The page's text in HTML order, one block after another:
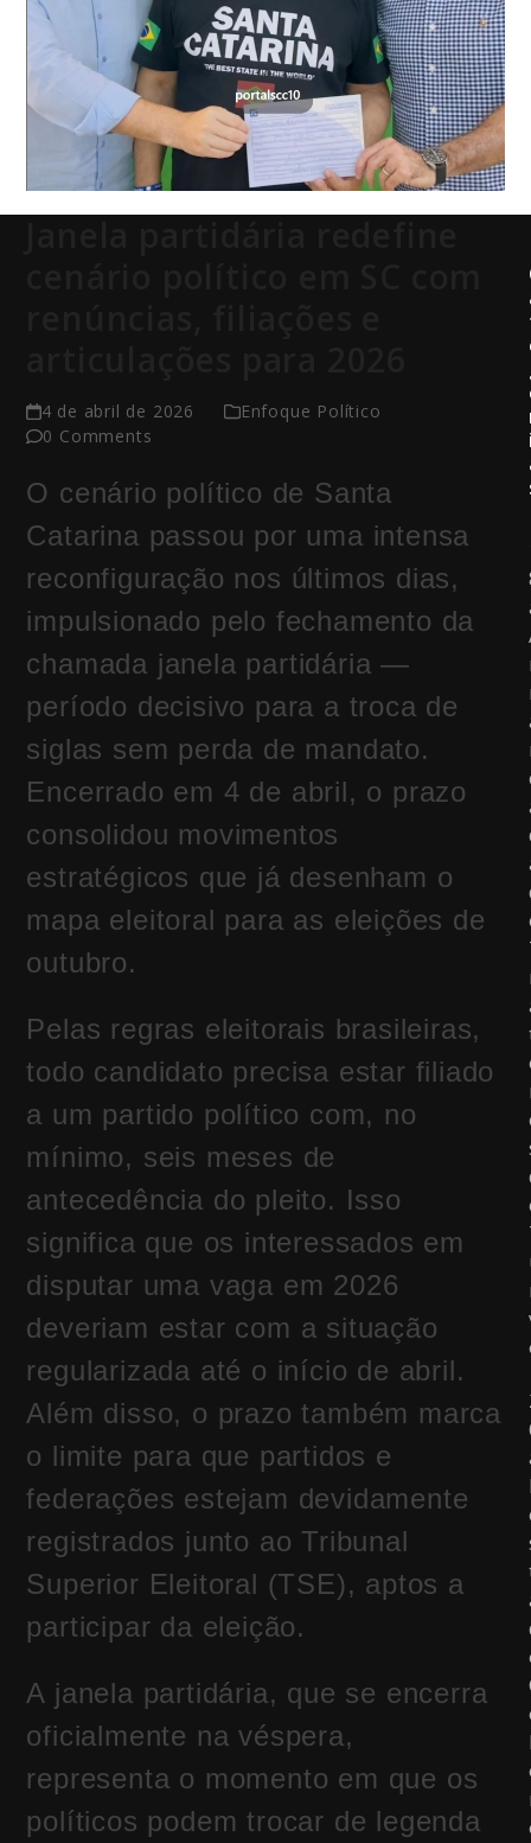
4 de abril de 2026
Enfoque Político
0 Comments
O cenário político de Santa
Catarina passou por uma intensa
reconfiguração nos últimos dias,
impulsionado pelo fechamento da
chamada janela partidária —
período decisivo para a troca de
siglas sem perda de mandato.
Encerrado em 4 de abril, o prazo
consolidou movimentos
estratégicos que já desenham o
mapa eleitoral para as eleições de
outubro.
Pelas regras eleitorais brasileiras,
todo candidato precisa estar filiado
a um partido político com, no
mínimo, seis meses de
antecedência do pleito. Isso
significa que os interessados em
disputar uma vaga em 2026
deveriam estar com a situação
regularizada até o início de abril.
Além disso, o prazo também marca
o limite para que partidos e
federações estejam devidamente
registrados junto ao Tribunal
Superior Eleitoral (TSE), aptos a
participar da eleição.
A janela partidária, que se encerra
oficialmente na véspera,
representa o momento em que os
políticos podem trocar de legenda